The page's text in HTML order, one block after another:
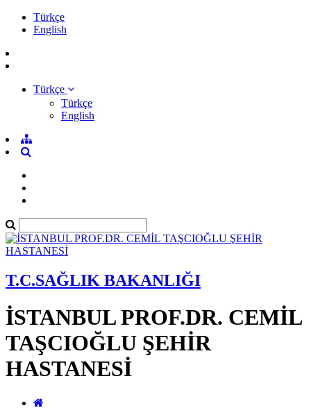
Türkçe
English
Türkçe
Türkçe
English
T.C.SAĞLIK BAKANLIĞI
İSTANBUL PROF.DR. CEMİL
TAŞCIOĞLU ŞEHİR
HASTANESİ